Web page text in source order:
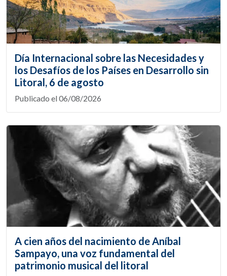
Día Internacional sobre las Necesidades y
los Desafíos de los Países en Desarrollo sin
Litoral, 6 de agosto
Publicado el 06/08/2026
A cien años del nacimiento de Aníbal
Sampayo, una voz fundamental del
patrimonio musical del litoral